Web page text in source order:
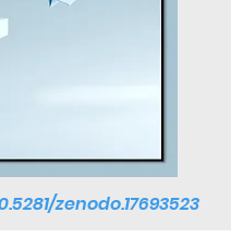
zenodo.17693523